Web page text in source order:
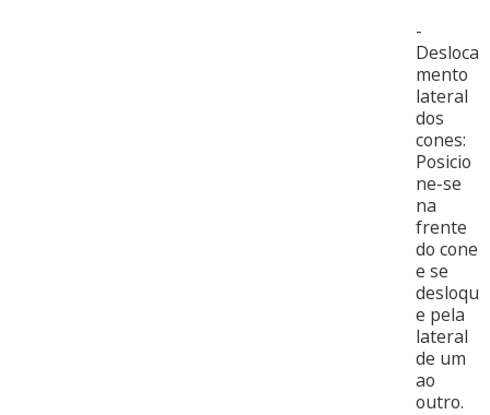
-
Desloca
mento
lateral
dos
cones:
Posicio
ne-se
na
frente
do cone
e se
desloqu
e pela
lateral
de um
ao
outro.